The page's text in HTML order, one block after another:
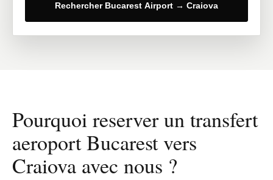
Rechercher Bucarest Airport → Craiova
Pourquoi reserver un transfert
aeroport Bucarest vers
Craiova avec nous ?